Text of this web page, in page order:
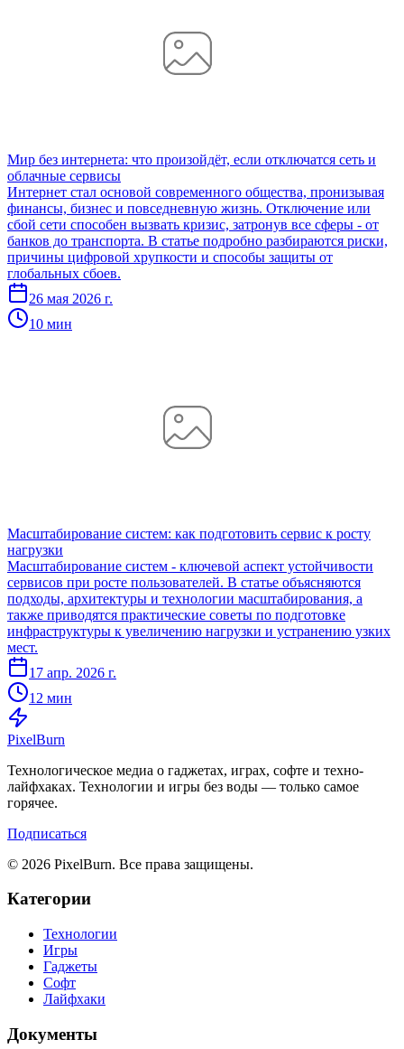
Мир без интернета: что произойдёт, если отключатся сеть и
облачные сервисы
Интернет стал основой современного общества, пронизывая
финансы, бизнес и повседневную жизнь. Отключение или
сбой сети способен вызвать кризис, затронув все сферы - от
банков до транспорта. В статье подробно разбираются риски,
причины цифровой хрупкости и способы защиты от
глобальных сбоев.
26 мая 2026 г.
10 мин
Масштабирование систем: как подготовить сервис к росту
нагрузки
Масштабирование систем - ключевой аспект устойчивости
сервисов при росте пользователей. В статье объясняются
подходы, архитектуры и технологии масштабирования, а
также приводятся практические советы по подготовке
инфраструктуры к увеличению нагрузки и устранению узких
мест.
17 апр. 2026 г.
12 мин
PixelBurn
Технологическое медиа о гаджетах, играх, софте и техно-
лайфхаках. Технологии и игры без воды — только самое
горячее.
Подписаться
© 2026 PixelBurn. Все права защищены.
Категории
Технологии
Игры
Гаджеты
Софт
Лайфхаки
Документы